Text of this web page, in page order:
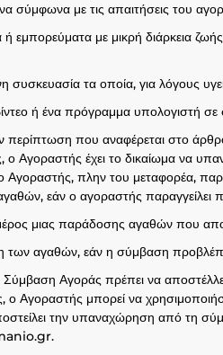
σύμφωνα με τις απαιτήσεις του
εμπορεύματα με μικρή διάρκεια
συσκευασία τα οποία, για λόγους
ή ένα πρόγραμμα υπολογιστή
περίπτωση που αναφέρεται στο
Αγοραστής έχει το δικαίωμα να
ο Αγοραστής, πλην του μεταφορέα,
εάν ο αγοραστής
μιας παράδοσης αγαθών που
αγαθών, εάν η σύμβαση
Αγοράς πρέπει να
Αγοραστής μπορεί να
την υπαναχώρηση από τη